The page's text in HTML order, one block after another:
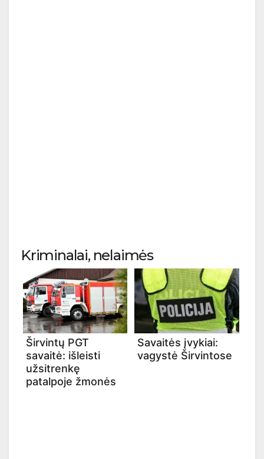
Kriminalai, nelaimės
Širvintų PGT
savaitė: išleisti
užsitrenkę
patalpoje žmonės
Savaitės įvykiai:
vagystė Širvintose